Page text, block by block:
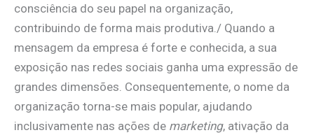
consciência do seu papel na organização,
contribuindo de forma mais produtiva./ Quando a
mensagem da empresa é forte e conhecida, a sua
exposição nas redes sociais ganha uma expressão de
grandes dimensões. Consequentemente, o nome da
organização torna-se mais popular, ajudando
inclusivamente nas ações de marketing, ativação da